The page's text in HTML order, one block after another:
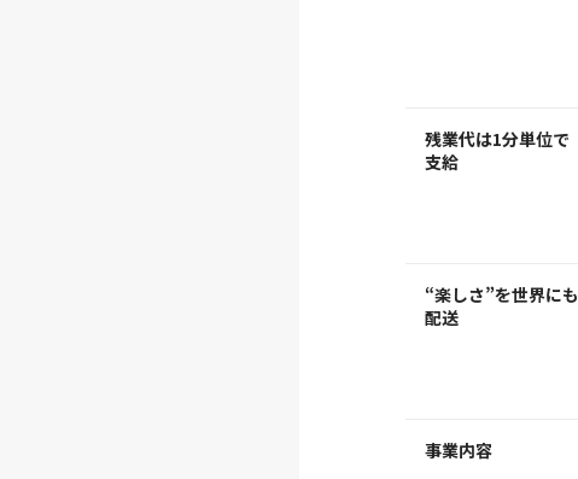
残業代は1分単位で
支給
“楽しさ”を世界にも
配送
事業内容